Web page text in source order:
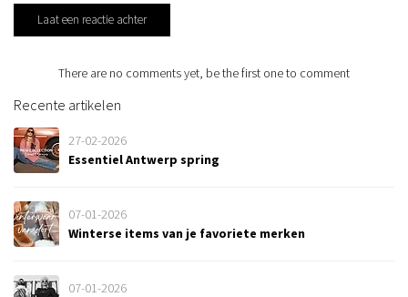
Laat een reactie achter
There are no comments yet, be the first one to comment
Recente artikelen
27-02-2026
Essentiel Antwerp spring
07-01-2026
Winterse items van je favoriete merken
07-01-2026